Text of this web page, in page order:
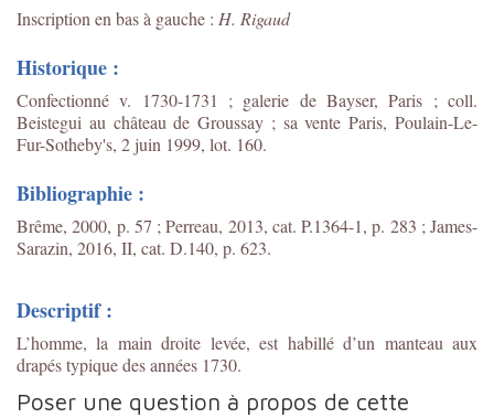
Inscription en bas à gauche : H. Rigaud
Historique :
Confectionné v. 1730-1731 ; galerie de Bayser, Paris ; coll.
Beistegui au château de Groussay ; sa vente Paris, Poulain-Le-
Fur-Sotheby's, 2 juin 1999, lot. 160.
Bibliographie :
Brême, 2000, p. 57 ; Perreau, 2013, cat. P.1364-1, p. 283 ; James-
Sarazin, 2016, II, cat. D.140, p. 623.
Descriptif :
L’homme, la main droite levée, est habillé d’un manteau aux
drapés typique des années 1730.
Poser une question à propos de cette